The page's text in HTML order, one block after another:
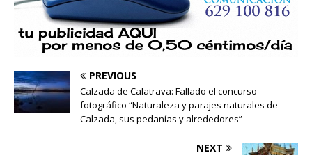
PREVIOUS
Calzada de Calatrava: Fallado el concurso
fotográfico “Naturaleza y parajes naturales de
Calzada, sus pedanías y alrededores”
NEXT